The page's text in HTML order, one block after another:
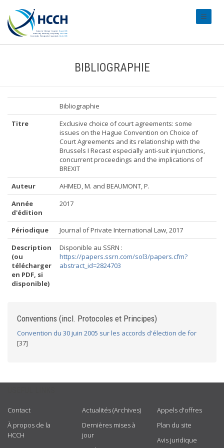
BIBLIOGRAPHIE
Bibliographie
Titre
Exclusive choice of court agreements: some
issues on the Hague Convention on Choice of
Court Agreements and its relationship with the
Brussels I Recast especially anti-suit injunctions,
concurrent proceedings and the implications of
BREXIT
Auteur
AHMED, M. and BEAUMONT, P.
Année
d'édition
2017
Périodique
Journal of Private International Law, 2017
Description
(ou
télécharger
en PDF, si
disponible)
Disponible au SSRN :
https://papers.ssrn.com/sol3/papers.cfm?
abstract_id=2824703
Conventions (incl. Protocoles et Principes)
Convention du 30 juin 2005 sur les accords d'élection de for
[37]
Contact
À propos de la
HCCH
Actualités (Archives)
Dernières mises à
jour
Appels d'offres
Plan du site
Avis juridique